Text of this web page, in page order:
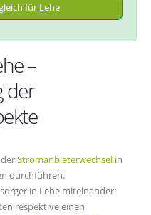
für Lehe
–
der
Stromanbieterwechsel in
durchführen.
in Lehe miteinander
respektive einen